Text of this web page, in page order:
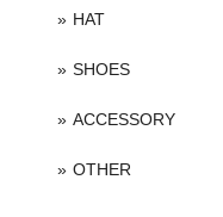
HAT
SHOES
ACCESSORY
OTHER